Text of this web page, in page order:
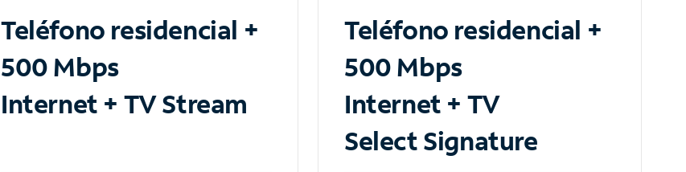
Teléfono residencial +
500 Mbps
Internet + TV Stream
Teléfono residencial +
500 Mbps
Internet + TV
Select Signature